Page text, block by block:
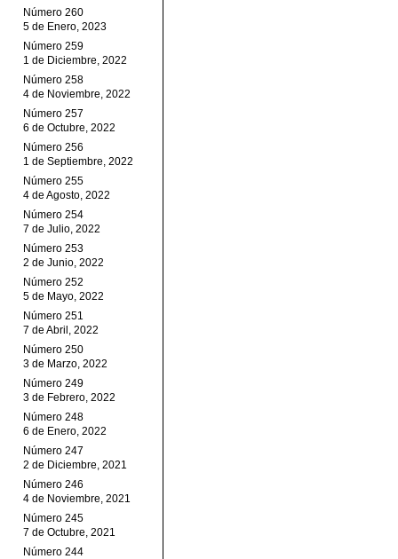
Número 260
5 de Enero, 2023
Número 259
1 de Diciembre, 2022
Número 258
4 de Noviembre, 2022
Número 257
6 de Octubre, 2022
Número 256
1 de Septiembre, 2022
Número 255
4 de Agosto, 2022
Número 254
7 de Julio, 2022
Número 253
2 de Junio, 2022
Número 252
5 de Mayo, 2022
Número 251
7 de Abril, 2022
Número 250
3 de Marzo, 2022
Número 249
3 de Febrero, 2022
Número 248
6 de Enero, 2022
Número 247
2 de Diciembre, 2021
Número 246
4 de Noviembre, 2021
Número 245
7 de Octubre, 2021
Número 244